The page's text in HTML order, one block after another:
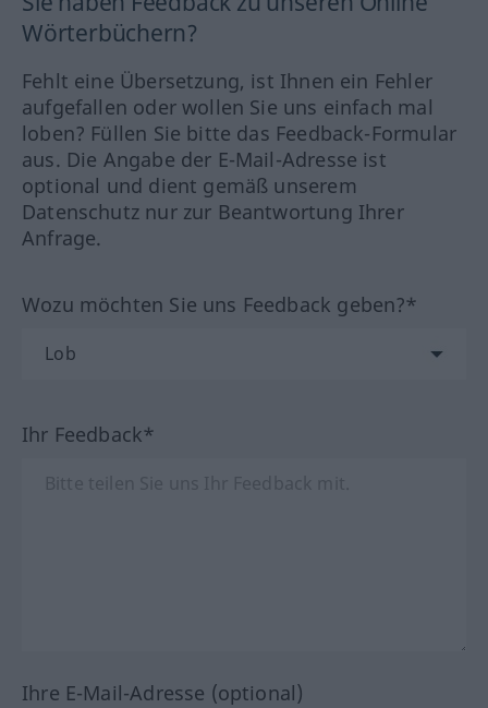
Wörterbüchern?
Fehlt eine Übersetzung, ist Ihnen ein Fehler
aufgefallen oder wollen Sie uns einfach mal
loben? Füllen Sie bitte das Feedback-Formular
aus. Die Angabe der E-Mail-Adresse ist
optional und dient gemäß unserem
Datenschutz nur zur Beantwortung Ihrer
Anfrage.
Wozu möchten Sie uns Feedback geben?*
Ihr Feedback*
Ihre E-Mail-Adresse (optional)